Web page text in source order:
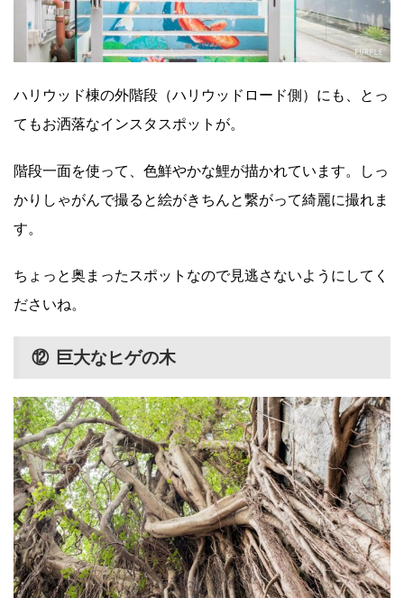
ハリウッド棟の外階段（ハリウッドロード側）にも、とっ
てもお洒落なインスタスポットが。
階段一面を使って、色鮮やかな鯉が描かれています。しっ
かりしゃがんで撮ると絵がきちんと繋がって綺麗に撮れま
す。
ちょっと奥まったスポットなので見逃さないようにしてく
ださいね。
⑫ 巨大なヒゲの木